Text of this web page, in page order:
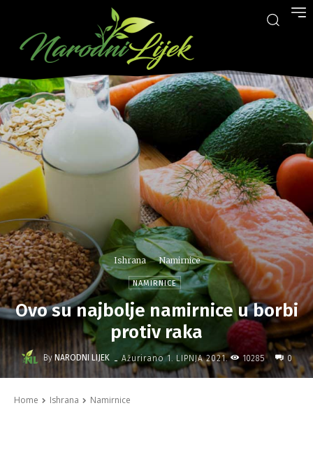
Ishrana Namirnice
NAMIRNICE
Ovo su najbolje namirnice u borbi
protiv raka
By NARODNI LIJEK - Ažurirano 1. LIPNJA 2021. 10285 0
Home Ishrana Namirnice